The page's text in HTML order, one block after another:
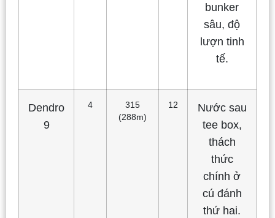
bunker
sâu, độ
lượn tinh
tế.
Dendro
9
4
315
(288m)
12
Nước sau
tee box,
thách
thức
chính ở
cú đánh
thứ hai.